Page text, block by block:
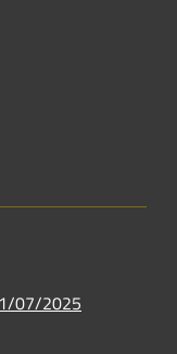
07/2025